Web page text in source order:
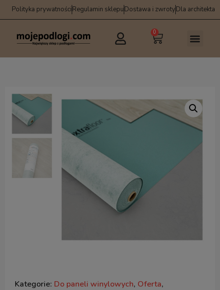
Polityka prywatnościRegulamin sklepuDostawa i zwrotyDla architekta
0
Kategorie: Do paneli winylowych, Oferta,